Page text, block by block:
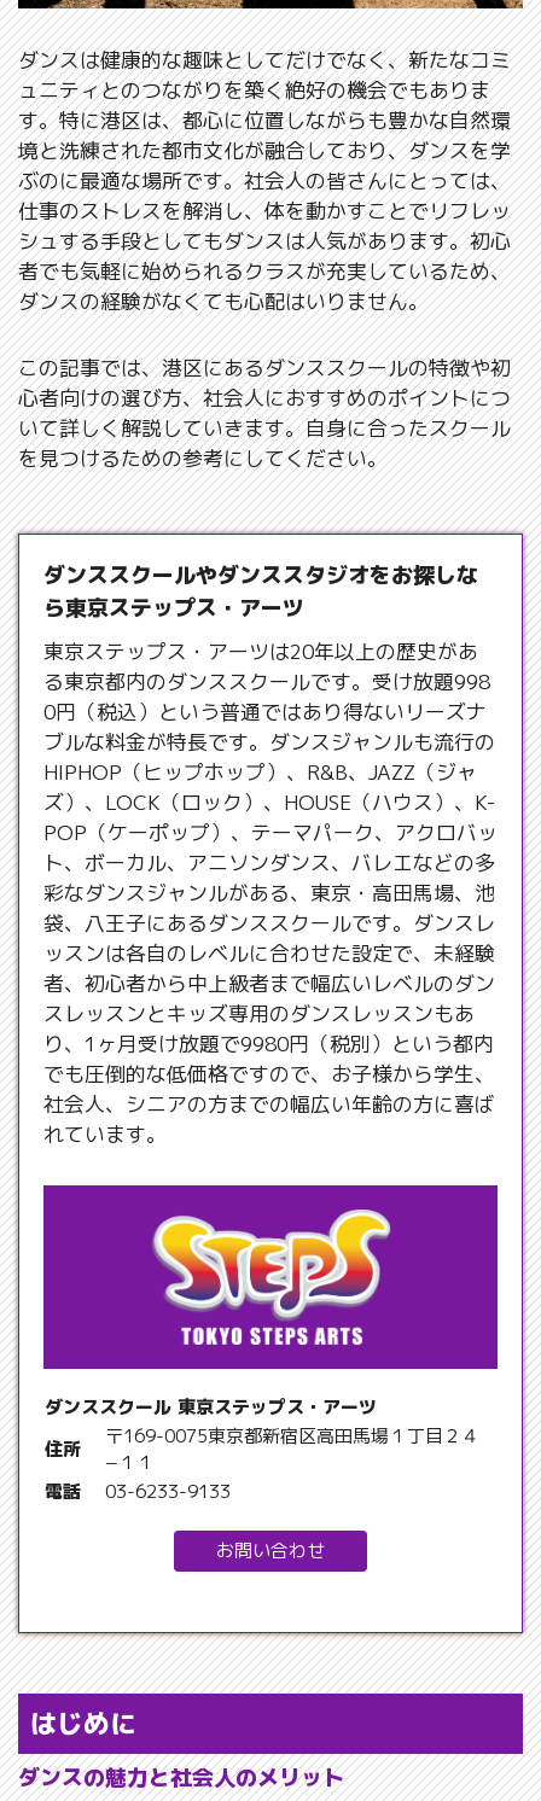
ダンスは健康的な趣味としてだけでなく、新たなコミ
ュニティとのつながりを築く絶好の機会でもありま
す。特に港区は、都心に位置しながらも豊かな自然環
境と洗練された都市文化が融合しており、ダンスを学
ぶのに最適な場所です。社会人の皆さんにとっては、
仕事のストレスを解消し、体を動かすことでリフレッ
シュする手段としてもダンスは人気があります。初心
者でも気軽に始められるクラスが充実しているため、
ダンスの経験がなくても心配はいりません。
この記事では、港区にあるダンススクールの特徴や初
心者向けの選び方、社会人におすすめのポイントにつ
いて詳しく解説していきます。自身に合ったスクール
を見つけるための参考にしてください。
ダンススクールやダンススタジオをお探しな
ら東京ステップス・アーツ
東京ステップス・アーツは20年以上の歴史があ
る東京都内のダンススクールです。受け放題998
0円（税込）という普通ではあり得ないリーズナ
ブルな料金が特長です。ダンスジャンルも流行の
HIPHOP（ヒップホップ）、R&B、JAZZ（ジャ
ズ）、LOCK（ロック）、HOUSE（ハウス）、K-
POP（ケーポップ）、テーマパーク、アクロバッ
ト、ボーカル、アニソンダンス、バレエなどの多
彩なダンスジャンルがある、東京・高田馬場、池
袋、八王子にあるダンススクールです。ダンスレ
ッスンは各自のレベルに合わせた設定で、未経験
者、初心者から中上級者まで幅広いレベルのダン
スレッスンとキッズ専用のダンスレッスンもあ
り、1ヶ月受け放題で9980円（税別）という都内
でも圧倒的な低価格ですので、お子様から学生、
社会人、シニアの方までの幅広い年齢の方に喜ば
れています。
ダンススクール 東京ステップス・アーツ
住所
〒169-0075東京都新宿区高田馬場１丁目２４
−１１
電話
03-6233-9133
お問い合わせ
はじめに
ダンスの魅力と社会人のメリット